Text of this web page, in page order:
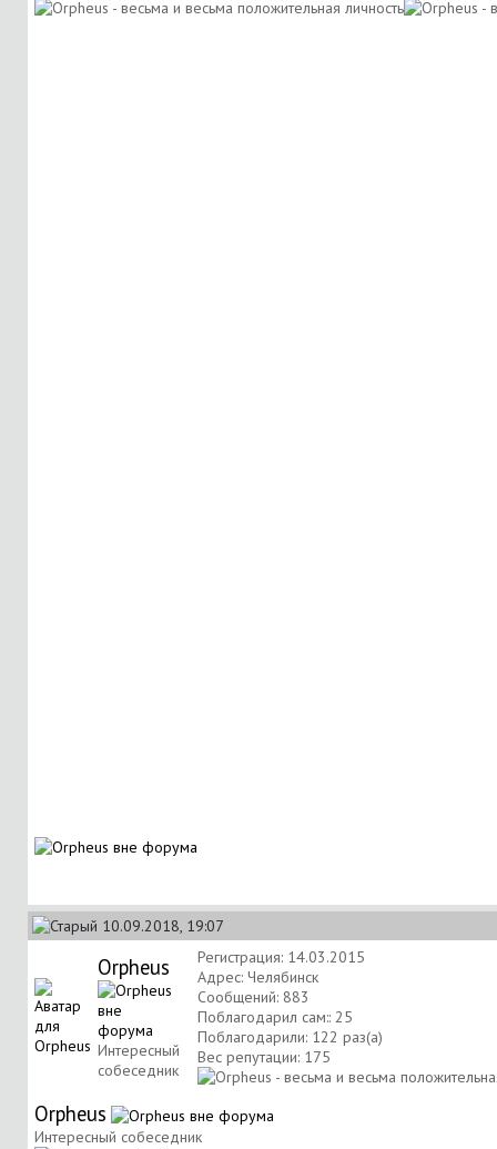
10.09.2018, 19:07
Orpheus
Интересный
собеседник
Регистрация: 14.03.2015
Адрес: Челябинск
Сообщений: 883
Поблагодарил сам:: 25
Поблагодарили: 122 раз(а)
Вес репутации: 175
Orpheus
Интересный собеседник